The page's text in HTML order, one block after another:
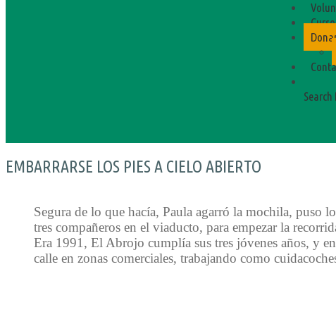
Search
EMBARRARSE LOS PIES A CIELO ABIERTO
Segura de lo que hacía, Paula agarró la mochila, puso
tres compañeros en el viaducto, para empezar la
Era 1991, El Abrojo cumplía sus tres jóvenes años, y
calle en zonas comerciales, trabajando como